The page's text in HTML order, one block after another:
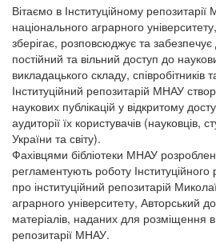
Вітаємо в Інституційному репозитарії
національного аграрного
зберігає, розповсюджує та
постійний та вільний доступ до
викладацького складу, співробітників
Інституційний репозитарій МНАУ
наукових публікацій у відкритому
аудиторії їх користувачів (науковців,
України та світу).
Фахівцями бібліотеки МНАУ
регламентують роботу
про інституційний репозитарій
аграрного університету, Авторський
матеріалів, наданих для розміщення в
репозитарії МНАУ.